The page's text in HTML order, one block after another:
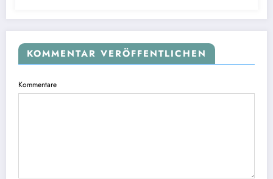
KOMMENTAR VERÖFFENTLICHEN
Kommentare